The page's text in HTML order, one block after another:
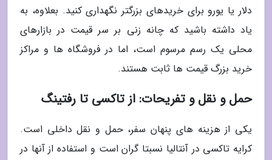
دلار یا یورو برای خریدهای بزرگتر نگهداری کنید. بعلاوه، به
یاد داشته باشید که چانه زنی بر سر قیمت در بازارهای
محلی یک رسم مرسوم است، اما در فروشگاه ها و مراکز
خرید بزرگ قیمت ها ثابت هستند.
حمل و نقل و تفریحات: از تاکسی تا رفتینگ
یکی از هزینه های پنهان سفر، حمل و نقل داخلی است.
کرایه تاکسی در آنتالیا نسبتا گران است و استفاده از آنها در